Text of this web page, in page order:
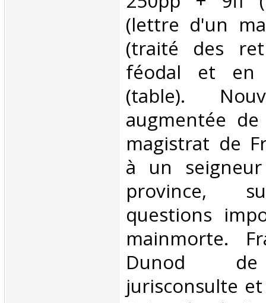
(lettre d'un
(traité des
féodal et en
(table).
augmentée
magistrat de
à un
province,
questions
mainmorte.
Dunod de
jurisconsulte